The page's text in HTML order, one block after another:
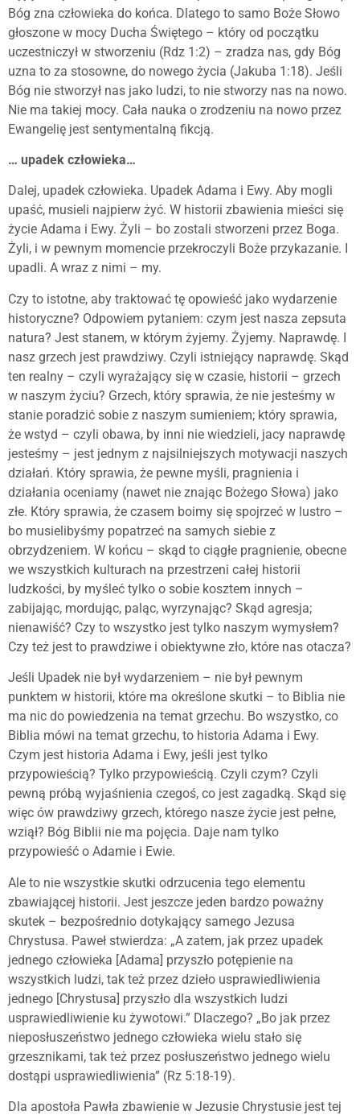
Bóg zna człowieka do końca. Dlatego to samo Boże Słowo
głoszone w mocy Ducha Świętego – który od początku
uczestniczył w stworzeniu (Rdz 1:2) – zradza nas, gdy Bóg
uzna to za stosowne, do nowego życia (Jakuba 1:18). Jeśli
Bóg nie stworzył nas jako ludzi, to nie stworzy nas na nowo.
Nie ma takiej mocy. Cała nauka o zrodzeniu na nowo przez
Ewangelię jest sentymentalną fikcją.
… upadek człowieka…
Dalej, upadek człowieka. Upadek Adama i Ewy. Aby mogli
upaść, musieli najpierw żyć. W historii zbawienia mieści się
życie Adama i Ewy. Żyli – bo zostali stworzeni przez Boga.
Żyli, i w pewnym momencie przekroczyli Boże przykazanie. I
upadli. A wraz z nimi – my.
Czy to istotne, aby traktować tę opowieść jako wydarzenie
historyczne? Odpowiem pytaniem: czym jest nasza zepsuta
natura? Jest stanem, w którym żyjemy. Żyjemy. Naprawdę. I
nasz grzech jest prawdziwy. Czyli istniejący naprawdę. Skąd
ten realny – czyli wyrażający się w czasie, historii – grzech
w naszym życiu? Grzech, który sprawia, że nie jesteśmy w
stanie poradzić sobie z naszym sumieniem; który sprawia,
że wstyd – czyli obawa, by inni nie wiedzieli, jacy naprawdę
jesteśmy – jest jednym z najsilniejszych motywacji naszych
działań. Który sprawia, że pewne myśli, pragnienia i
działania oceniamy (nawet nie znając Bożego Słowa) jako
złe. Który sprawia, że czasem boimy się spojrzeć w lustro –
bo musielibyśmy popatrzeć na samych siebie z
obrzydzeniem. W końcu – skąd to ciągłe pragnienie, obecne
we wszystkich kulturach na przestrzeni całej historii
ludzkości, by myśleć tylko o sobie kosztem innych –
zabijając, mordując, paląc, wyrzynając? Skąd agresja;
nienawiść? Czy to wszystko jest tylko naszym wymysłem?
Czy też jest to prawdziwe i obiektywne zło, które nas otacza?
Jeśli Upadek nie był wydarzeniem – nie był pewnym
punktem w historii, które ma określone skutki – to Biblia nie
ma nic do powiedzenia na temat grzechu. Bo wszystko, co
Biblia mówi na temat grzechu, to historia Adama i Ewy.
Czym jest historia Adama i Ewy, jeśli jest tylko
przypowieścią? Tylko przypowieścią. Czyli czym? Czyli
pewną próbą wyjaśnienia czegoś, co jest zagadką. Skąd się
więc ów prawdziwy grzech, którego nasze życie jest pełne,
wziął? Bóg Biblii nie ma pojęcia. Daje nam tylko
przypowieść o Adamie i Ewie.
Ale to nie wszystkie skutki odrzucenia tego elementu
zbawiającej historii. Jest jeszcze jeden bardzo poważny
skutek – bezpośrednio dotykający samego Jezusa
Chrystusa. Paweł stwierdza: „A zatem, jak przez upadek
jednego człowieka [Adama] przyszło potępienie na
wszystkich ludzi, tak też przez dzieło usprawiedliwienia
jednego [Chrystusa] przyszło dla wszystkich ludzi
usprawiedliwienie ku żywotowi.” Dlaczego? „Bo jak przez
nieposłuszeństwo jednego człowieka wielu stało się
grzesznikami, tak też przez posłuszeństwo jednego wielu
dostąpi usprawiedliwienia” (Rz 5:18-19).
Dla apostoła Pawła zbawienie w Jezusie Chrystusie jest tej